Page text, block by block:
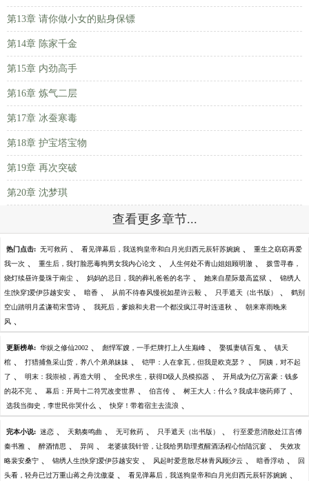
第13章 请你做小女的贴身保镖
第14章 陈家千金
第15章 内劲高手
第16章 炼气二层
第17章 冰蚕寒毒
第18章 护宝塔宝物
第19章 再次突破
第20章 沈梦琪
查看更多章节...
热门点击: 无可救药 、 看见弹幕后，我送狗皇帝和白月光归西元辰轩苏婉婉 、 重生之窈窈再爱
我一次 、 重生后，我打脸恶毒狗男女我内心论文 、 人生何处不青山姐姐顾明澈 、 拨雪寻春，
烧灯续昼许曼珠于南尘 、 妈妈的忌日，我的葬礼爸爸的名字 、 她来自星际最高监狱 、 锦绣人
生[快穿]爱伊莎越安安 、 暗香 、 从前不待春风慢祝如星许云毅 、 只手遮天（出书版） 、 鹤别
空山踏明月孟谦荀宋雪诗 、 我死后，爹娘和夫君一个都没疯江寻时连道秋 、 朝来寒雨晚来
风 、
更新榜单: 华娱之修仙2002 、 彪悍军嫂，一手烂牌打上人生巅峰 、 娶狐妻镇百鬼 、 镇天
棺 、 打猎捕鱼采山货，养八个弟弟妹妹 、 铠甲：人在拿瓦，但我是欧克瑟？ 、 阿姨，对不起
了 、 明末：我崇祯，再造大明 、 全民求生，获得D级人员模拟器 、 开局成为亿万富豪：钱多
的花不完 、 幕后：开局十二符咒改变世界 、 伯言传 、 树王大人：什么？我成丰饶药师了 、
选我当御史，李世民你哭什么 、 快穿！带着宿主去流浪 、
完本小说: 迷恋 、 天鹅奏鸣曲 、 无可救药 、 只手遮天（出书版） 、 行至爱意消散处江言傅
秦书雅 、 醉酒情思 、 异间 、 老婆拔我针管，让我给男助理煮醒酒汤程心怡陆沉宴 、 失效攻
略裴安桑宁 、 锦绣人生[快穿]爱伊莎越安安 、 风起时爱意散尽林青风顾汐云 、 暗香浮动 、 回
头看，轻舟已过万重山蒋之舟沈傲凝 、 看见弹幕后，我送狗皇帝和白月光归西元辰轩苏婉婉 、